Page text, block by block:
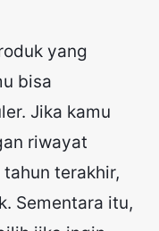
yang
bisa
Jika kamu
riwayat
terakhir,
Sementara itu,